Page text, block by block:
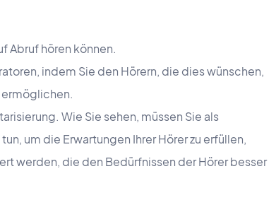
Abruf hören können.
indem Sie den Hörern, die dies wünschen,
ermöglichen.
Wie Sie sehen, müssen Sie als
um die Erwartungen Ihrer Hörer zu erfüllen,
werden, die den Bedürfnissen der Hörer besser